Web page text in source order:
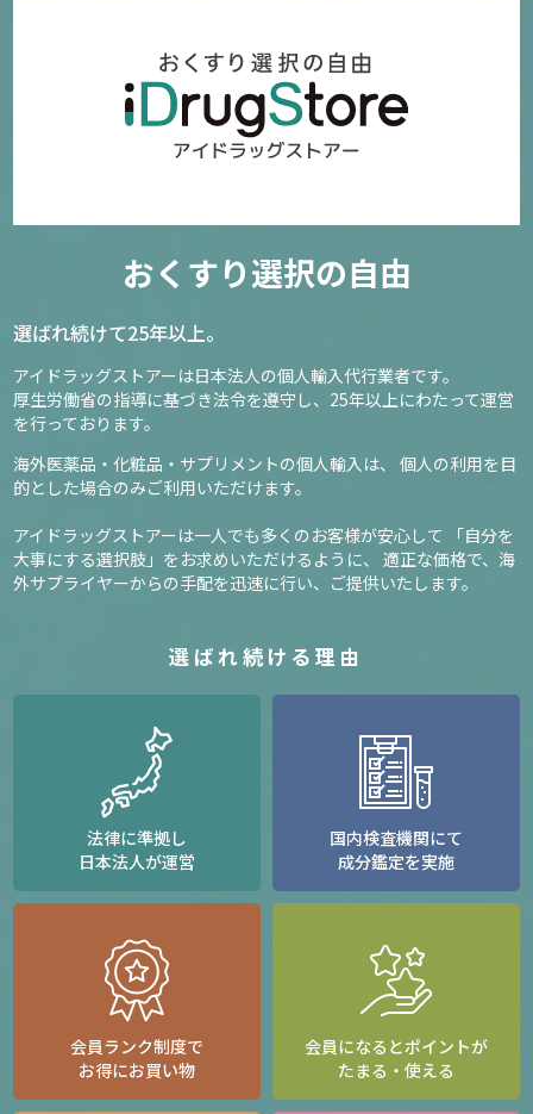
おくすり選択の自由
選ばれ続けて25年以上。
アイドラッグストアーは日本法人の個人輸入代行業者です。
厚生労働省の指導に基づき法令を遵守し、 25年以上にわたって運営
を行っております。
海外医薬品・化粧品・サプリメントの個人輸入は、
個人の利用を目
的とした場合のみご利用いただけます。
アイドラッグストアーは一人でも多くのお客様が安心して
「自分を
大事にする選択肢」をお求めいただけるように、
適正な価格で、海
外サプライヤーからの手配を迅速に行い、ご提供いたします。
選ばれ続ける理由
法律に準拠し
日本法人が運営
国内検査機関にて
成分鑑定を実施
会員ランク制度で
お得にお買い物
会員になるとポイントが
たまる・使える